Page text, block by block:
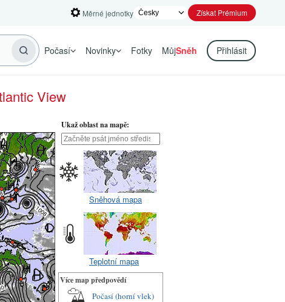
Měrné jednotky Získat Prémium
Počasí Novinky Fotky MůjSněh Přihlásit
View
Ukaž oblast na mapě:
Sněhová mapa
Teplotní mapa
Více map předpovědí
Počasí (horní vlek)